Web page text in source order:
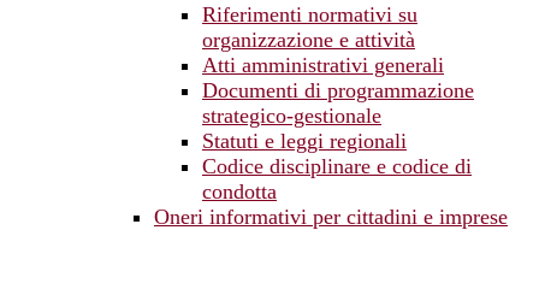
Riferimenti normativi su
organizzazione e attività
Atti amministrativi generali
Documenti di programmazione
strategico-gestionale
Statuti e leggi regionali
Codice disciplinare e codice di
condotta
Oneri informativi per cittadini e imprese